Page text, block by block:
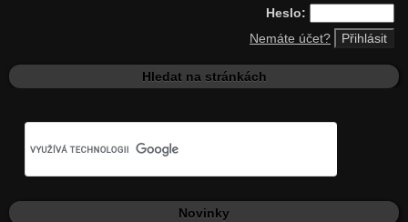
Heslo:
Nemáte účet?
Hledat na stránkách
Novinky